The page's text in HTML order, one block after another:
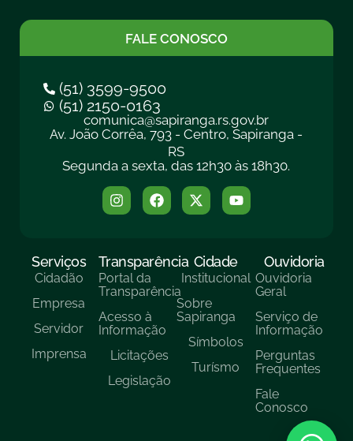
FALE CONOSCO
(51) 3599-9500
(51) 2150-0163
comunica@sapiranga.rs.gov.br
Av. João Corrêa, 793 - Centro, Sapiranga -
RS
Segunda a sexta, das 12h30 às 18h30.
Serviços
Cidadão
Empresa
Servidor
Imprensa
Transparência
Portal da
Transparência
Acesso à
Informação
Licitações
Legislação
Cidade
Institucional
Sobre
Sapiranga
Símbolos
Turísmo
Ouvidoria
Ouvidoria
Geral
Serviço de
Informação
Perguntas
Frequentes
Fale
Conosco